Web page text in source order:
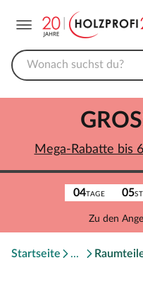
04TAGE 05
Zu den
Mega-Rabatte bis
Startseite